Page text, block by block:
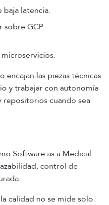
baja latencia.
GCP.
encajan las piezas técnicas
y trabajar con autonomía
repositorios cuando sea
Software as a Medical
control de
calidad no se mide solo